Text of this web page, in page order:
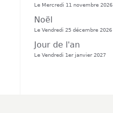
Le Mercredi 11 novembre 2026
Noël
Le Vendredi 25 décembre 2026
Jour de l'an
Le Vendredi 1er janvier 2027